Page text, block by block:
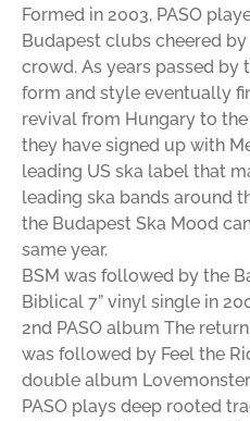
Formed in 2003, PASO
Budapest clubs cheered
crowd. As years passed by
form and style eventually
revival from Hungary to
they have signed up with
leading US ska label that
leading ska bands around
the Budapest Ska Mood
same year.
BSM was followed by the
Biblical 7” vinyl single in
2nd PASO album The
was followed by Feel the
double album Lovemonster
PASO plays deep rooted